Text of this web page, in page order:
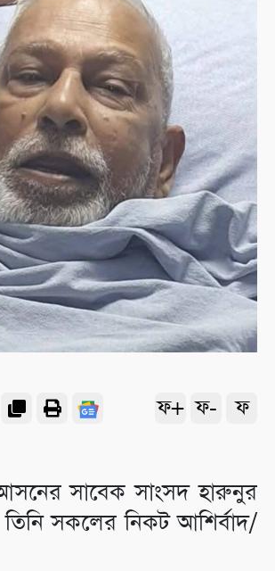
ফ+ ফ- ফ
সাবেক সাংসদ হারুনুর
সকলের নিকট আশির্বাদ/